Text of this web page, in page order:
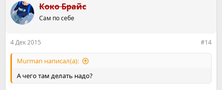
к
ц
и
Коко Брайс
Сам по себе
4 Дек 2015 #14
Murman написал(а):
А чего там делать надо?